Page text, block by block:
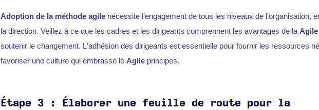
Adoption de la méthode agilenécessite l'engagement de tous les niveaux de l'organisation,
la direction. Veillez à ce que les cadres et les dirigeants comprennent les avantages de la Agile
soutenir le changement. L'adhésion des dirigeants est essentielle pour fournir les ressources
favoriser une culture qui embrasse le Agileprincipes.
Étape 3 : Élaborer une feuille de route pour la